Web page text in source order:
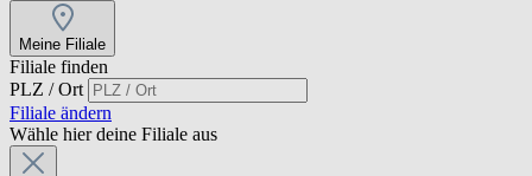
Meine Filiale
Filiale finden
PLZ / Ort
Filiale ändern
Wähle hier deine Filiale aus